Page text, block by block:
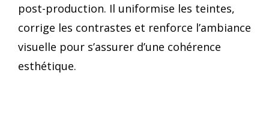
post-production. Il uniformise les teintes,
corrige les contrastes et renforce l’ambiance
visuelle pour s’assurer d’une cohérence
esthétique.